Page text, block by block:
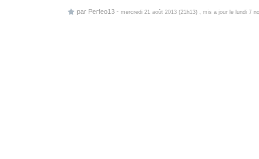
par Perfeo13 - mercredi 21 août 2013 (21h13) , mis a jour le lundi 7